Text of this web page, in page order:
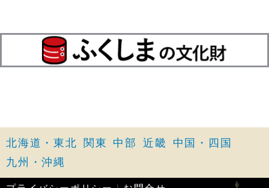
北海道・東北 関東 中部 近畿
中国・四国
九州・沖縄